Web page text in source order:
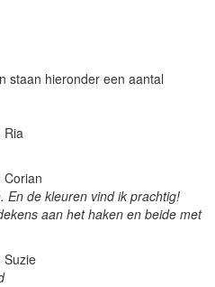
staan hieronder een aantal
Ria
En de kleuren vind ik prachtig!
aan het haken en beide met
Suzie